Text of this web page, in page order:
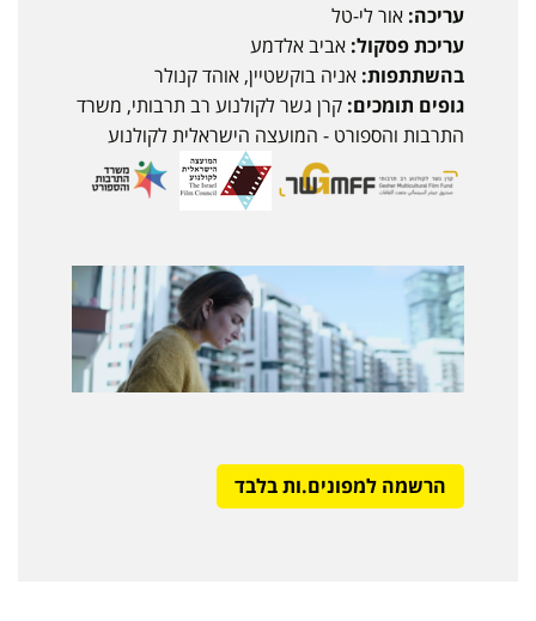
עריכה: אור לי-טל
עריכת פסקול: אביב אלדמע
בהשתתפות: אניה בוקשטיין, אוהד קנולר
גופים תומכים: קרן גשר לקולנוע רב תרבותי, משרד
התרבות והספורט - המועצה הישראלית לקולנוע
הרשמה למפונים.ות בלבד